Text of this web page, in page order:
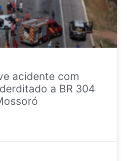
acidente com
a BR 304